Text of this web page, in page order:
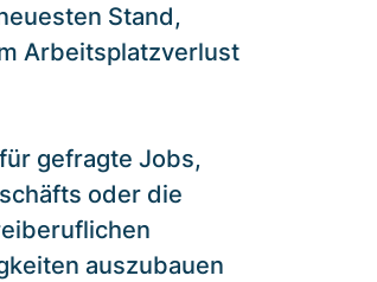
Stand,
Arbeitsplatzverlust
gefragte Jobs,
oder die
auszubauen